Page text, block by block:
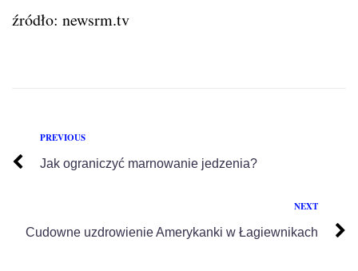
źródło: newsrm.tv
PREVIOUS
Jak ograniczyć marnowanie jedzenia?
NEXT
Cudowne uzdrowienie Amerykanki w Łagiewnikach